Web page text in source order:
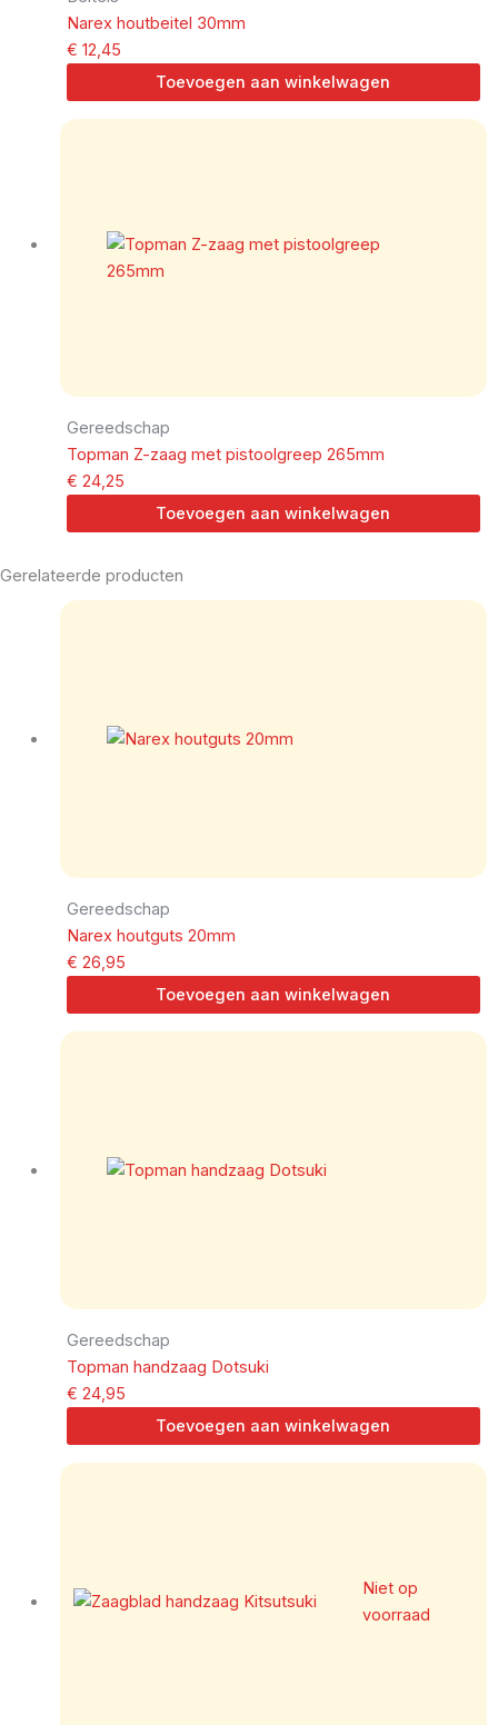
Narex houtbeitel 30mm
€ 12,45
Toevoegen aan winkelwagen
Gereedschap
Topman Z-zaag met pistoolgreep 265mm
€ 24,25
Toevoegen aan winkelwagen
Gerelateerde producten
Gereedschap
Narex houtguts 20mm
€ 26,95
Toevoegen aan winkelwagen
Gereedschap
Topman handzaag Dotsuki
€ 24,95
Toevoegen aan winkelwagen
Niet op
voorraad